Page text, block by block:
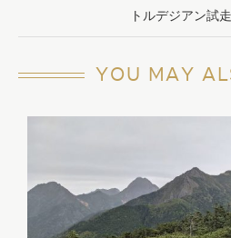
トルデジアン試
YOU MAY